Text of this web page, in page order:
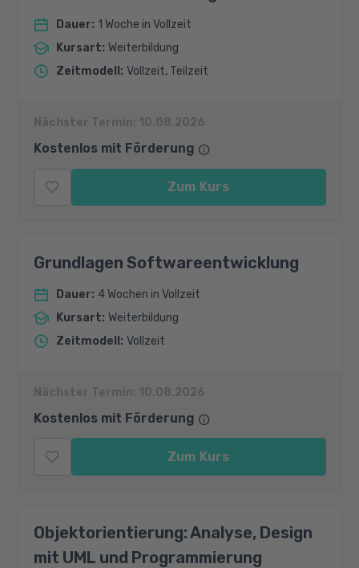
Dauer: 1 Woche in Vollzeit
Kursart: Weiterbildung
Zeitmodell : Vollzeit, Teilzeit
Nächster Termin: 10.08.2026
Kostenlos mit Förderung
Zum Kurs
Grundlagen Softwareentwicklung
Dauer: 4 Wochen in Vollzeit
Kursart: Weiterbildung
Zeitmodell : Vollzeit
Nächster Termin: 10.08.2026
Kostenlos mit Förderung
Zum Kurs
Objektorientierung: Analyse, Design
mit UML und Programmierung